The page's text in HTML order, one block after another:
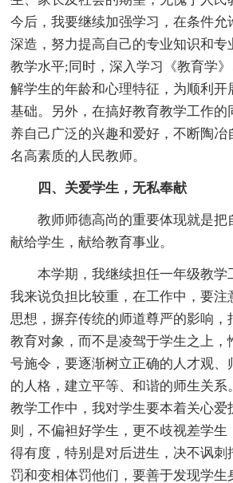
今后，我要继续加强学习，在条件允
深造，努力提高自己的专业知识和专
教学水平;同时，深入学习《教育学
解学生的年龄和心理特征，为顺利开
基础。另外，在搞好教育教学工作的
养自己广泛的兴趣和爱好，不断陶冶
名高素质的人民教师。
四、关爱学生，无私奉献
教师师德高尚的重要体现就是把
献给学生，献给教育事业。
本学期，我继续担任一年级教学
我来说负担比较重，在工作中，要注
思想，摒弃传统的师道尊严的影响，
教育对象，而不是凌驾于学生之上，
号施令，要逐渐树立正确的人才观、
的人格，建立平等、和谐的师生关系
教学工作中，我对学生要本着关心爱
则，不偏袒好学生，更不歧视差学生
得有度，特别是对后进生，决不讽刺
罚和变相体罚他们，要善于发现学生